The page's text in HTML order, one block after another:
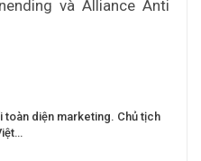
và Alliance Anti
toàn diện marketing. Chủ tịch